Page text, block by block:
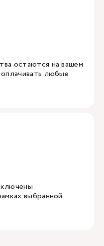
остаются на вашем
любые
выбранной